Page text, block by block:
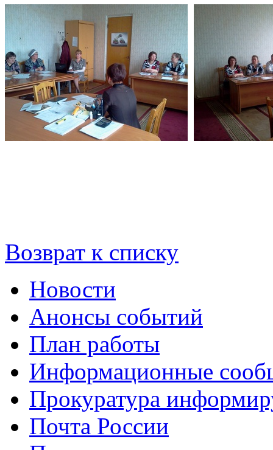
Возврат к списку
Новости
Анонсы событий
План работы
Информационные
Прокуратура
Почта России